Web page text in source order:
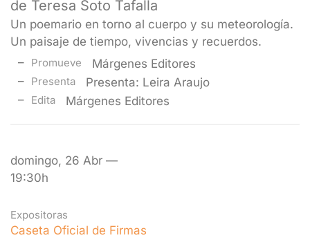
de Teresa Soto Tafalla
Un poemario en torno al cuerpo y su meteorología.
Un paisaje de tiempo, vivencias y recuerdos.
Promueve Márgenes Editores
Presenta Presenta: Leira Araujo
Edita Márgenes Editores
domingo, 26 Abr —
19:30h
Expositoras
Caseta Oficial de Firmas